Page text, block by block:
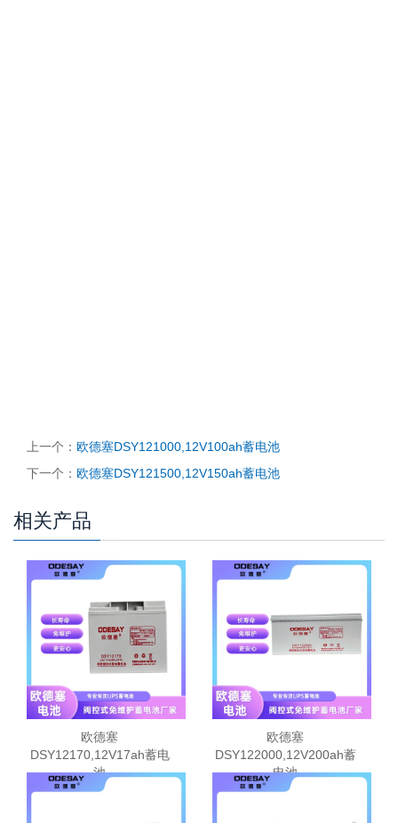
上一个： 欧德塞DSY121000,12V100ah蓄电池
下一个： 欧德塞DSY121500,12V150ah蓄电池
相关产品
欧德塞
DSY12170,12V17ah蓄电
池
欧德塞
DSY122000,12V200ah蓄
电池